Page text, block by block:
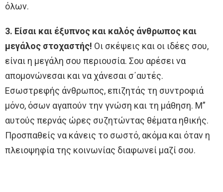
όλων.
3. Είσαι και έξυπνος και καλός άνθρωπος και
μεγάλος στοχαστής! Οι σκέψεις και οι ιδέες σου,
είναι η μεγάλη σου περιουσία. Σου αρέσει να
απομονώνεσαι και να χάνεσαι σ΄αυτές.
Εσωστρεφής άνθρωπος, επιζητάς τη συντροφιά
μόνο, όσων αγαπούν την γνώση και τη μάθηση. Μ”
αυτούς περνάς ώρες συζητώντας θέματα ηθικής.
Προσπαθείς να κάνεις το σωστό, ακόμα και όταν η
πλειοψηφία της κοινωνίας διαφωνεί μαζί σου.